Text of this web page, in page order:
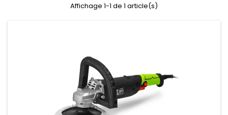
Affichage 1-1 de 1 article(s)